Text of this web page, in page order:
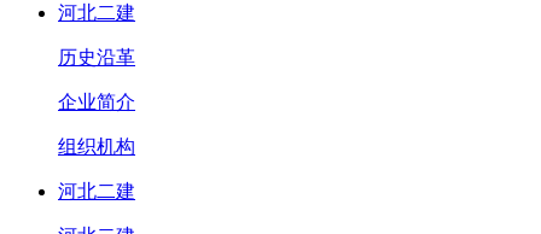
河北二建
历史沿革
企业简介
组织机构
河北二建